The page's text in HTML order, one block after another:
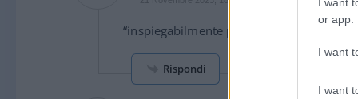
or app.
I want
I want
“inspiegabilmente profumato” se essi
Rispondi